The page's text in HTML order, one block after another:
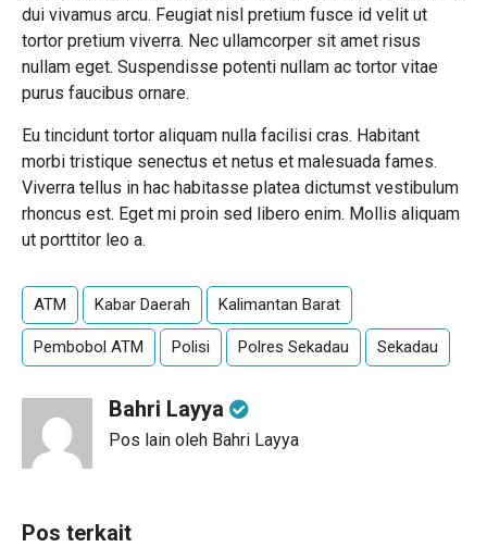
dui vivamus arcu. Feugiat nisl pretium fusce id velit ut
tortor pretium viverra. Nec ullamcorper sit amet risus
nullam eget. Suspendisse potenti nullam ac tortor vitae
purus faucibus ornare.
Eu tincidunt tortor aliquam nulla facilisi cras. Habitant
morbi tristique senectus et netus et malesuada fames.
Viverra tellus in hac habitasse platea dictumst vestibulum
rhoncus est. Eget mi proin sed libero enim. Mollis aliquam
ut porttitor leo a.
ATM Kabar Daerah Kalimantan Barat
Pembobol ATM Polisi Polres Sekadau Sekadau
Bahri Layya
Pos lain oleh Bahri Layya
Pos terkait